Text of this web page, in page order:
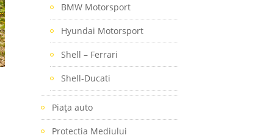
BMW Motorsport
Hyundai Motorsport
Shell – Ferrari
Shell-Ducati
Piaţa auto
Protectia Mediului